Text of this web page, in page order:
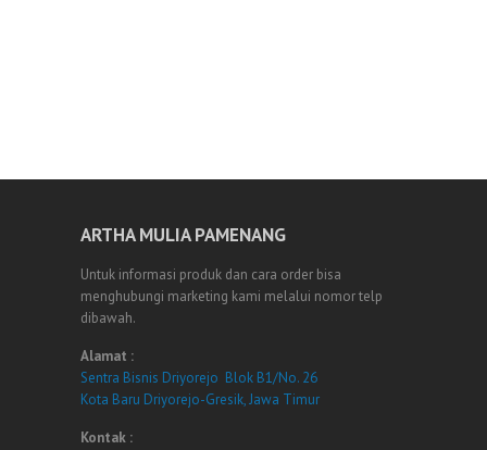
ARTHA MULIA PAMENANG
Untuk informasi produk dan cara order bisa
menghubungi marketing kami melalui nomor telp
dibawah.
Alamat :
Sentra Bisnis Driyorejo Blok B1/No. 26
Kota Baru Driyorejo-Gresik, Jawa Timur
Kontak :